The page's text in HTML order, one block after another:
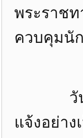
พระราช
ควบคุมนั
วันพุธที่
แจ้งอย่า